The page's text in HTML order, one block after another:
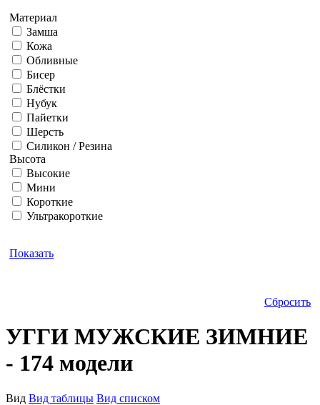
Материал
Замша
Кожа
Обливные
Бисер
Блёстки
Нубук
Пайетки
Шерсть
Силикон / Резина
Высота
Высокие
Мини
Короткие
Ультракороткие
Показать
Сбросить
УГГИ МУЖСКИЕ ЗИМНИЕ
- 174 модели
Вид Вид таблицы Вид списком